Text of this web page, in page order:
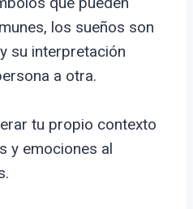
los sueños son
su interpretación
a otra.
tu propio contexto
y emociones al